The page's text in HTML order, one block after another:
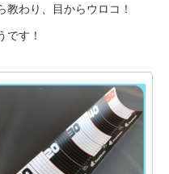
教わり、目からウロコ！
です！